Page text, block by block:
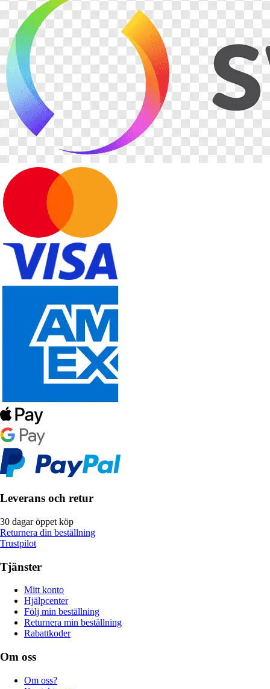
Leverans och retur
30 dagar öppet köp
Returnera din beställning
Trustpilot
Tjänster
Mitt konto
Hjälpcenter
Följ min beställning
Returnera min beställning
Rabattkoder
Om oss
Om oss?